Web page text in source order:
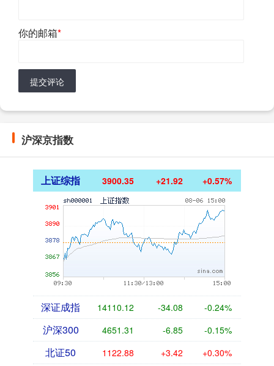
你的邮箱*
提交评论
沪深京指数
上证综指 3900.35 +21.92 +0.57%
深证成指 14110.12 -34.08 -0.24%
沪深300 4651.31 -6.85 -0.15%
北证50 1122.88 +3.42 +0.30%